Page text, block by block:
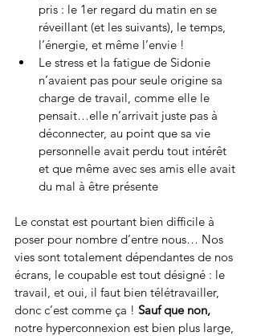
pris : le 1er regard du matin en se
réveillant (et les suivants), le temps,
l’énergie, et même l’envie !
Le stress et la fatigue de Sidonie
n’avaient pas pour seule origine sa
charge de travail, comme elle le
pensait…elle n’arrivait juste pas à
déconnecter, au point que sa vie
personnelle avait perdu tout intérêt
et que même avec ses amis elle avait
du mal à être présente
Le constat est pourtant bien difficile à
poser pour nombre d’entre nous… Nos
vies sont totalement dépendantes de nos
écrans, le coupable est tout désigné : le
travail, et oui, il faut bien télétravailler,
donc c’est comme ça ! Sauf que non,
notre hyperconnexion est bien plus large,